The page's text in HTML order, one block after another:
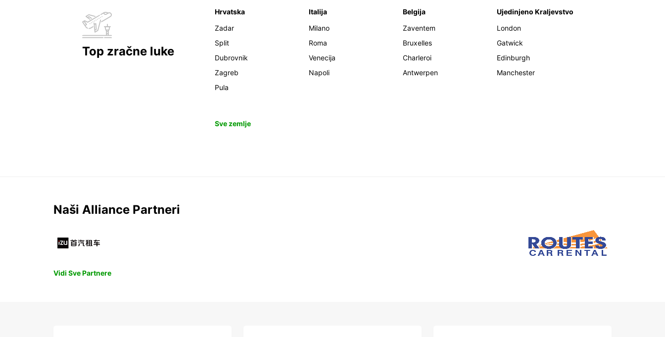
Top zračne luke
Hrvatska
Zadar
Split
Dubrovnik
Zagreb
Pula
Italija
Milano
Roma
Venecija
Napoli
Belgija
Zaventem
Bruxelles
Charleroi
Antwerpen
Ujedinjeno Kraljevstvo
London
Gatwick
Edinburgh
Manchester
Sve zemlje
Naši Alliance Partneri
Vidi Sve Partnere